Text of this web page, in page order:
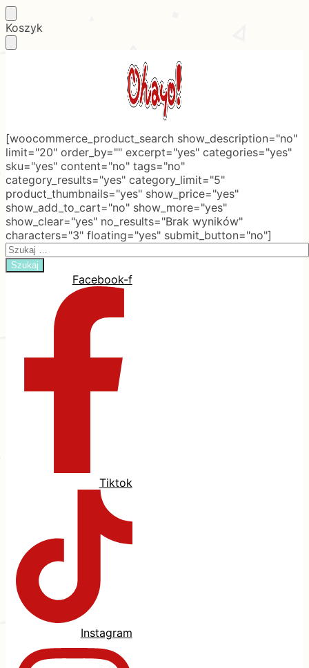
Skip
to
Skip
to
Koszyk
[woocommerce_product_search show_description="no"
limit="20" order_by="" excerpt="yes" categories="yes"
sku="yes" content="no" tags="no"
category_results="yes" category_limit="5"
product_thumbnails="yes" show_price="yes"
show_add_to_cart="no" show_more="yes"
show_clear="yes" no_results="Brak wyników"
characters="3" floating="yes" submit_button="no"]
Search
for:
Facebook-f
Tiktok
Instagram